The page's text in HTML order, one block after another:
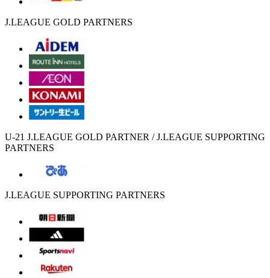
J.LEAGUE GOLD PARTNERS
U-21 J.LEAGUE GOLD PARTNER / J.LEAGUE SUPPORTING
PARTNERS
J.LEAGUE SUPPORTING PARTNERS